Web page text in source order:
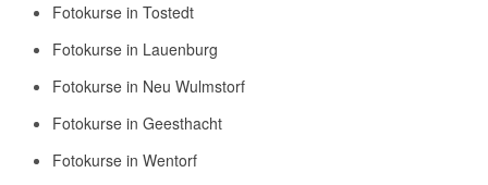
Fotokurse in Tostedt
Fotokurse in Lauenburg
Fotokurse in Neu Wulmstorf
Fotokurse in Geesthacht
Fotokurse in Wentorf